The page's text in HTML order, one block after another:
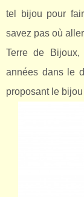
tel bijou pour
savez pas où
Terre de
années dans le
proposant le